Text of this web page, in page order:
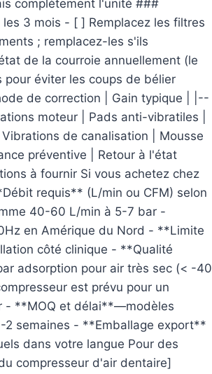
complètement l'unité ###
3 mois - [ ] Remplacez les filtres
; remplacez-les s'ils
de la courroie annuellement (le
éviter les coups de bélier
de correction | Gain typique | |--
moteur | Pads anti-vibratiles |
de canalisation | Mousse
préventive | Retour à l'état
à fournir Si vous achetez chez
requis** (L/min ou CFM) selon
40-60 L/min à 5-7 bar -
en Amérique du Nord - **Limite
côté clinique - **Qualité
adsorption pour air très sec (< -40
est prévu pour un
- **MOQ et délai**—modèles
2 semaines - **Emballage export**
dans votre langue Pour des
compresseur d'air dentaire]